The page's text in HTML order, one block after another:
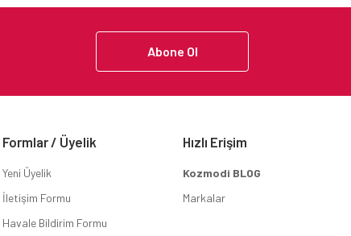
Abone Ol
Formlar / Üyelik
Yeni Üyelik
İletişim Formu
Havale Bildirim Formu
Hızlı Erişim
Kozmodi BLOG
Markalar